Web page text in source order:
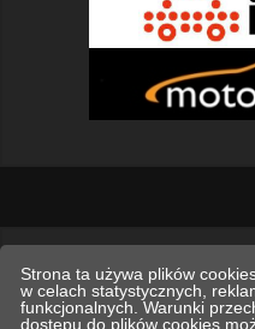
Strona ta używa plików
w celach statystycznych,
funkcjonalnych. Warunki
dostępu do plików cookies
Polityka prywatności.